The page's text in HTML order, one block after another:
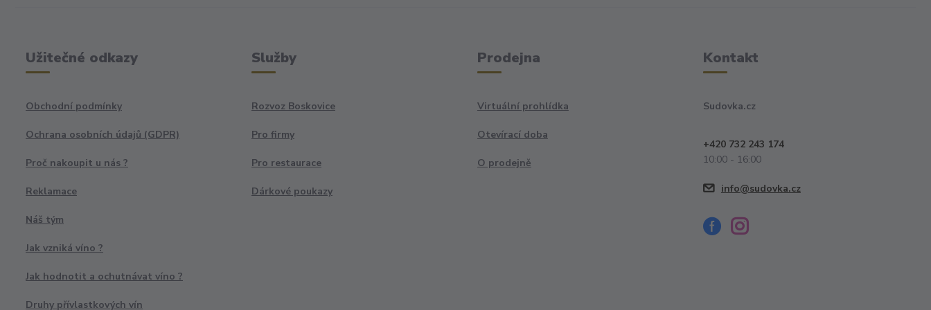
Užitečné odkazy
Obchodní podmínky
Ochrana osobních údajů (GDPR)
Proč nakoupit u nás ?
Reklamace
Náš tým
Jak vzniká víno ?
Jak hodnotit a ochutnávat víno ?
Druhy přívlastkových vín
Služby
Rozvoz Boskovice
Pro firmy
Pro restaurace
Dárkové poukazy
Prodejna
Virtuální prohlídka
Otevírací doba
O prodejně
Kontakt
Sudovka.cz
+420 732 243 174
10:00 - 16:00
info@sudovka.cz